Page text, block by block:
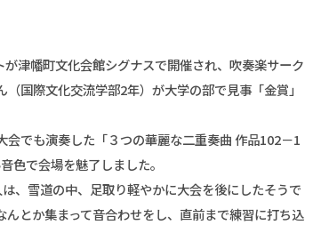
津幡町文化会館シグナスで開催され、吹奏楽サーク
国際文化交流学部2年）が大学の部で見事「金賞」
でも演奏した「３つの華麗な二重奏曲 作品102－1
色で会場を魅了しました。
、雪道の中、足取り軽やかに大会を後にしたそうで
とか集まって音合わせをし、直前まで練習に打ち込